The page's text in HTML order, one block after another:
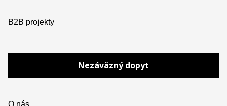
B2B projekty
Nezáväzný dopyt
O nás